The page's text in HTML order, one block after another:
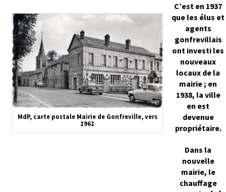
MdP, carte postale Mairie de Gonfreville, vers
1961
C’est en 1937
que les élus et
agents
gonfrevillais
ont investi les
nouveaux
locaux de la
mairie ; en
1938, la ville
en est
devenue
propriétaire.
Dans la
nouvelle
mairie, le
chauffage